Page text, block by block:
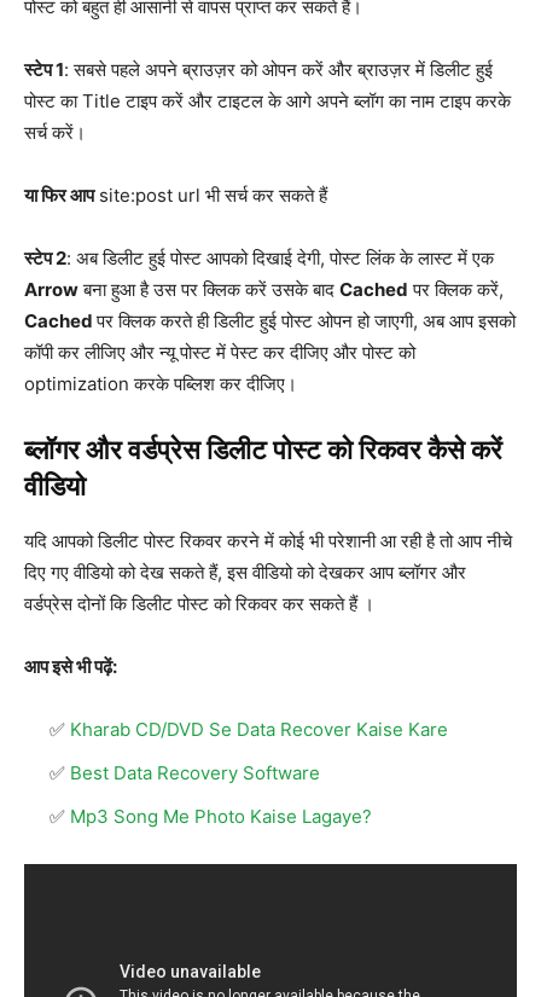
पोस्ट को बहुत ही आसानी से वापस प्राप्त कर सकते हैं।
स्टेप 1: सबसे पहले अपने ब्राउज़र को ओपन करें और ब्राउज़र में डिलीट हुई
पोस्ट का Title टाइप करें और टाइटल के आगे अपने ब्लॉग का नाम टाइप करके
सर्च करें।
या फिर आपsite:post url भी सर्च कर सकते हैं
स्टेप 2: अब डिलीट हुई पोस्ट आपको दिखाई देगी, पोस्ट लिंक के लास्ट में एक
Arrowबना हुआ है उस पर क्लिक करें उसके बाद Cached पर क्लिक करें,
Cachedपर क्लिक करते ही डिलीट हुई पोस्ट ओपन हो जाएगी, अब आप इसको
कॉपी कर लीजिए और न्यू पोस्ट में पेस्ट कर दीजिए और पोस्ट को
optimization करके पब्लिश कर दीजिए।
ब्लॉगर और वर्डप्रेस डिलीट पोस्ट को रिकवर कैसे करें
वीडियो
यदि आपको डिलीट पोस्ट रिकवर करने में कोई भी परेशानी आ रही है तो आप नीचे
दिए गए वीडियो को देख सकते हैं, इस वीडियो को देखकर आप ब्लॉगर और
वर्डप्रेस दोनों कि डिलीट पोस्ट को रिकवर कर सकते हैं ।
आप इसे भी पढ़ें:
Kharab CD/DVD Se Data Recover Kaise Kare
Best Data Recovery Software
Mp3 Song Me Photo Kaise Lagaye?